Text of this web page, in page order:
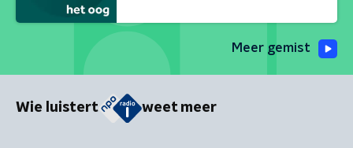
Meer gemist
Wie luistert weet meer